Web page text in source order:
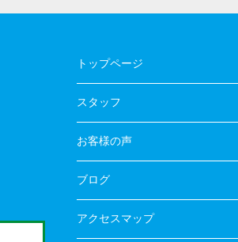
トップページ
スタッフ
お客様の声
ブログ
アクセスマップ